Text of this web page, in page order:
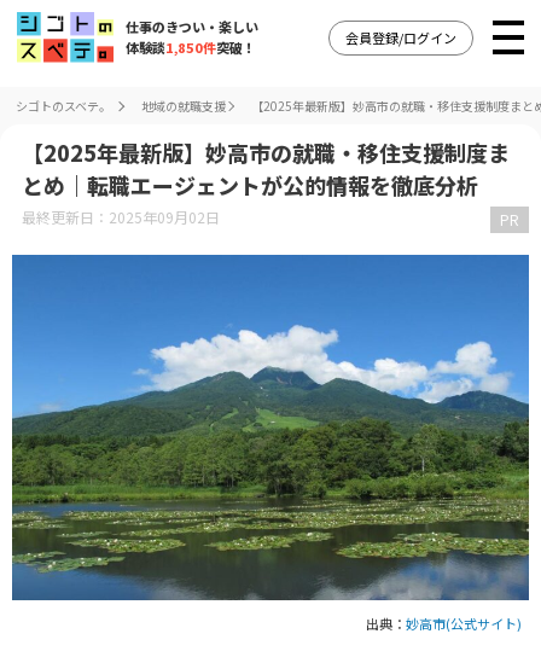
仕事のきつい・楽しい
体験談1,850件突破！
会員登録/ログイン
シゴトのスベテ。 地域の就職支援 【2025年最新版】妙高市の就職・移住支援制度ま
【2025年最新版】妙高市の就職・移住支援制度ま
とめ｜転職エージェントが公的情報を徹底分析
最終更新日：2025年09月02日 PR
出典： 妙高市(公式サイト)